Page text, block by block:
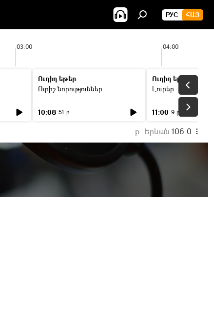
РУС ՀԱՅ
03:00 04:00
Ուղիղ եթեր
Ուրիշ նորություններ
10:08 51 ր
Ուղիղ եթեր
Լուրեր
11:00 9 ր
ք. Երևան 106.0